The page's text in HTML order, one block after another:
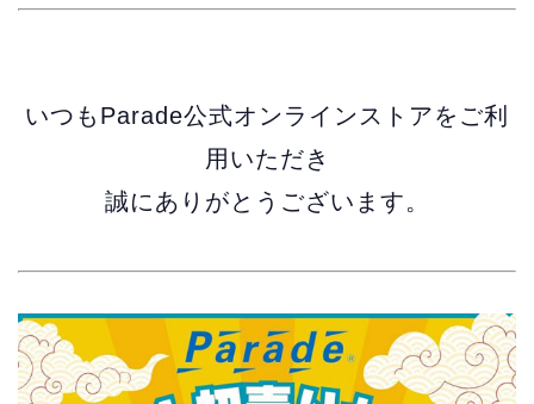
いつもParade公式オンラインストアをご利
用いただき
誠にありがとうございます。